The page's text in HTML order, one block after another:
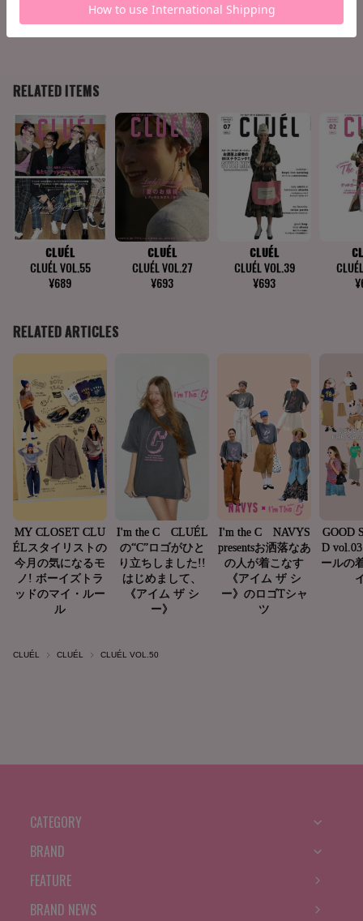
CLUÉL CLUÉL CLUÉL VOL.50
CATEGORY
BRAND
FEATURE
BRAND NEWS